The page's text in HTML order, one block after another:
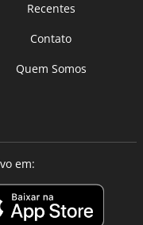
Recentes
Contato
Quem Somos
em: